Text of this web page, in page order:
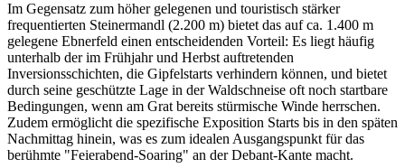
Im Gegensatz zum höher gelegenen und touristisch stärker
frequentierten Steinermandl (2.200 m) bietet das auf ca. 1.400 m
gelegene Ebnerfeld einen entscheidenden Vorteil: Es liegt häufig
unterhalb der im Frühjahr und Herbst auftretenden
Inversionsschichten, die Gipfelstarts verhindern können, und bietet
durch seine geschützte Lage in der Waldschneise oft noch startbare
Bedingungen, wenn am Grat bereits stürmische Winde herrschen.
Zudem ermöglicht die spezifische Exposition Starts bis in den späten
Nachmittag hinein, was es zum idealen Ausgangspunkt für das
berühmte "Feierabend-Soaring" an der Debant-Kante macht.